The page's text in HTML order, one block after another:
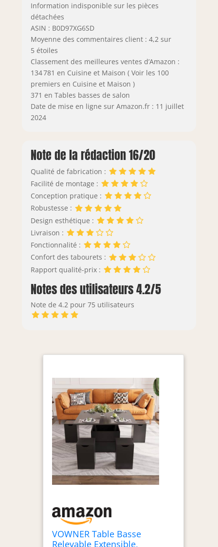
Information indisponible sur les pièces
détachées
ASIN : B0D97XG6SD
Moyenne des commentaires client : 4,2 sur
5 étoiles
Classement des meilleures ventes d’Amazon :
134 781 en Cuisine et Maison ( Voir les 100
premiers en Cuisine et Maison )
371 en Tables basses de salon
Date de mise en ligne sur Amazon.fr : 11 juillet
2024
Note de la rédaction 16/20
Qualité de fabrication :
Facilité de montage :
Conception pratique :
Robustesse :
Design esthétique :
Livraison :
Fonctionnalité :
Confort des tabourets :
Rapport qualité-prix :
Notes des utilisateurs 4.2/5
Note de 4.2 pour 75 utilisateurs
VOWNER Table Basse
Relevable Extensible,